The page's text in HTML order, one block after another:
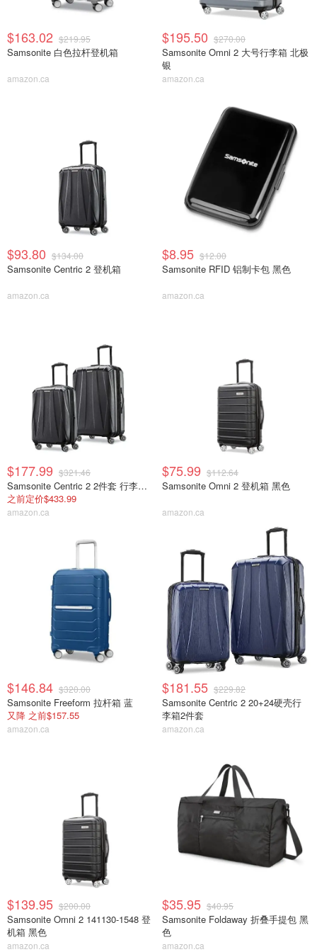
$163.02 $219.95
Samsonite 白色拉杆登机箱
amazon.ca
$195.50 $270.00
Samsonite Omni 2 大号行李箱 北极
银
amazon.ca
$93.80 $134.00
Samsonite Centric 2 登机箱
amazon.ca
$8.95 $12.00
Samsonite RFID 铝制卡包 黑色
amazon.ca
$177.99 $321.46
Samsonite Centric 2 2件套 行李箱 黑色
之前定价$433.99
amazon.ca
$75.99 $112.64
Samsonite Omni 2 登机箱 黑色
amazon.ca
$146.84 $320.00
Samsonite Freeform 拉杆箱 蓝
又降 之前$157.55
amazon.ca
$181.55 $229.82
Samsonite Centric 2 20+24硬壳行
李箱2件套
amazon.ca
$139.95 $200.00
Samsonite Omni 2 141130-1548 登
机箱 黑色
amazon.ca
$35.95 $40.95
Samsonite Foldaway 折叠手提包 黑
色
amazon.ca